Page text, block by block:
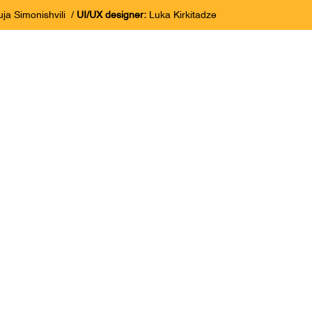
Simonishvili / UI/UX designer: Luka Kirkitadze